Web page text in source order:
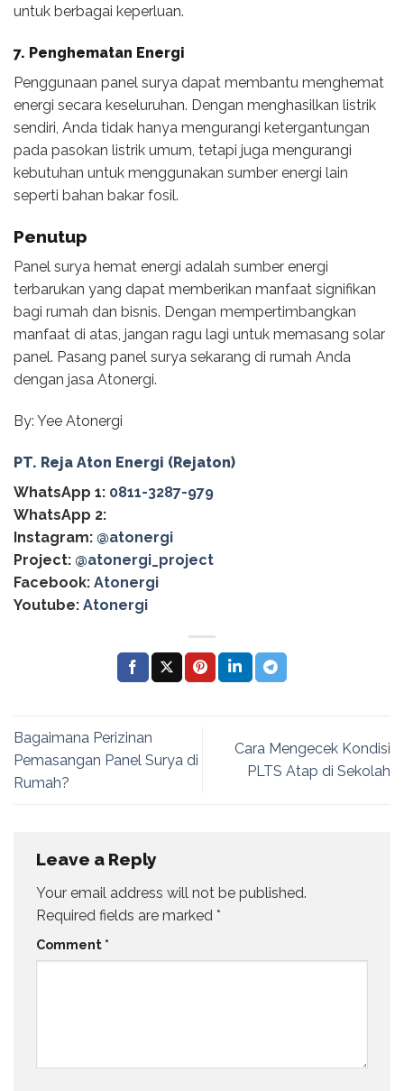
untuk berbagai keperluan.
7. Penghematan Energi
Penggunaan panel surya dapat membantu menghemat
energi secara keseluruhan. Dengan menghasilkan listrik
sendiri, Anda tidak hanya mengurangi ketergantungan
pada pasokan listrik umum, tetapi juga mengurangi
kebutuhan untuk menggunakan sumber energi lain
seperti bahan bakar fosil.
Penutup
Panel surya hemat energi adalah sumber energi
terbarukan yang dapat memberikan manfaat signifikan
bagi rumah dan bisnis. Dengan mempertimbangkan
manfaat di atas, jangan ragu lagi untuk memasang solar
panel. Pasang panel surya sekarang di rumah Anda
dengan jasa Atonergi.
By: Yee Atonergi
PT. Reja Aton Energi (Rejaton)
WhatsApp 1: 0811-3287-979
WhatsApp 2:
Instagram: @atonergi
Project: @atonergi_project
Facebook: Atonergi
Youtube: Atonergi
Bagaimana Perizinan
Pemasangan Panel Surya di
Rumah?
Cara Mengecek Kondisi
PLTS Atap di Sekolah
Leave a Reply
Your email address will not be published.
Required fields are marked *
Comment *